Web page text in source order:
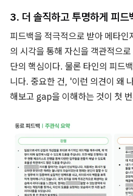
3. 더 솔직하고 투명하게 피드
피드백을 적극적으로 받아 메타인
의 시각을 통해 자신을 객관적으
단의 핵심이다. 물론 타인의 피드
니다. 중요한 건, '이런 의견이 왜
해보고 gap을 이해하는 것이 첫